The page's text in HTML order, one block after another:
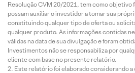
Resolução CVM 20/2021, tem como objetivo
possam auxiliar o investidor a tomar sua
constituindo qualquer tipo de oferta ou
qualquer produto. As informações contidas
válidas na data de sua divulgação e foram
Investimentos não se responsabiliza por
cliente com base no presente relatório.
Este relatório foi elaborado considerando